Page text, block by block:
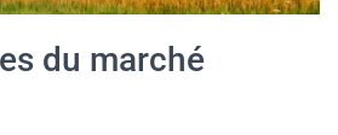
du marché